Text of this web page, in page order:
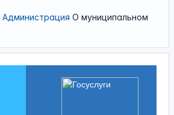
Администрация О муниципальном